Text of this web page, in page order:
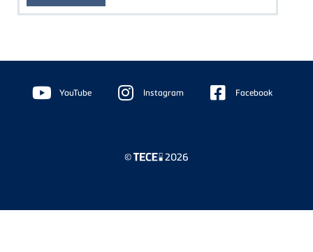
Floating
Sidebar YouTube Instagram Facebook
© 2026